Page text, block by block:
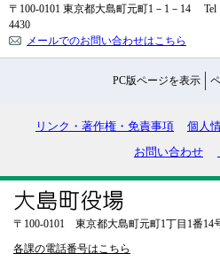
〒100-0101 東京都大島町元町1－1－14
4430
メールでのお問い合わせはこちら
PC版ページを表示
リンク・著作権・免責事項 個人
お問い合わせ
〒100-0101 東京都大島町元町1丁目1番14
各課の電話番号はこちら